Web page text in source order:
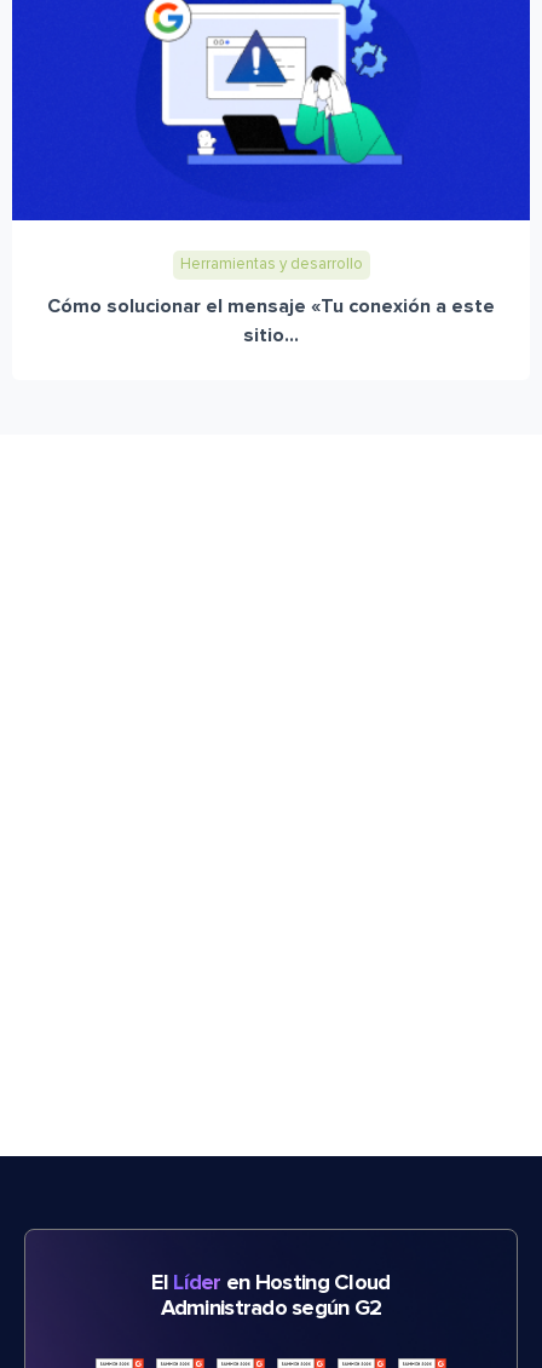
Herramientas y desarrollo
Cómo solucionar el mensaje «Tu conexión a este
sitio...
El Líder en Hosting Cloud
Administrado según G2